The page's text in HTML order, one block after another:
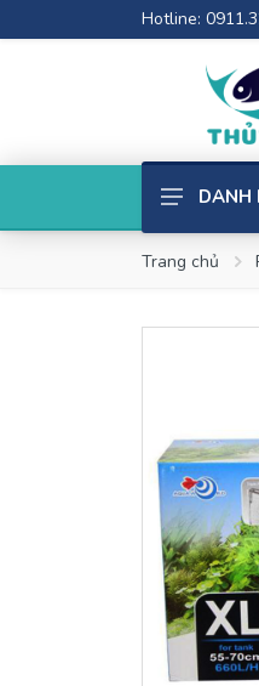
Hotline:
Cây thủy
Đèn Thủy
Phân nền
Cốt nền
Máy Bơm
Khoáng
Máy Sủi
DANH
Trang chủ